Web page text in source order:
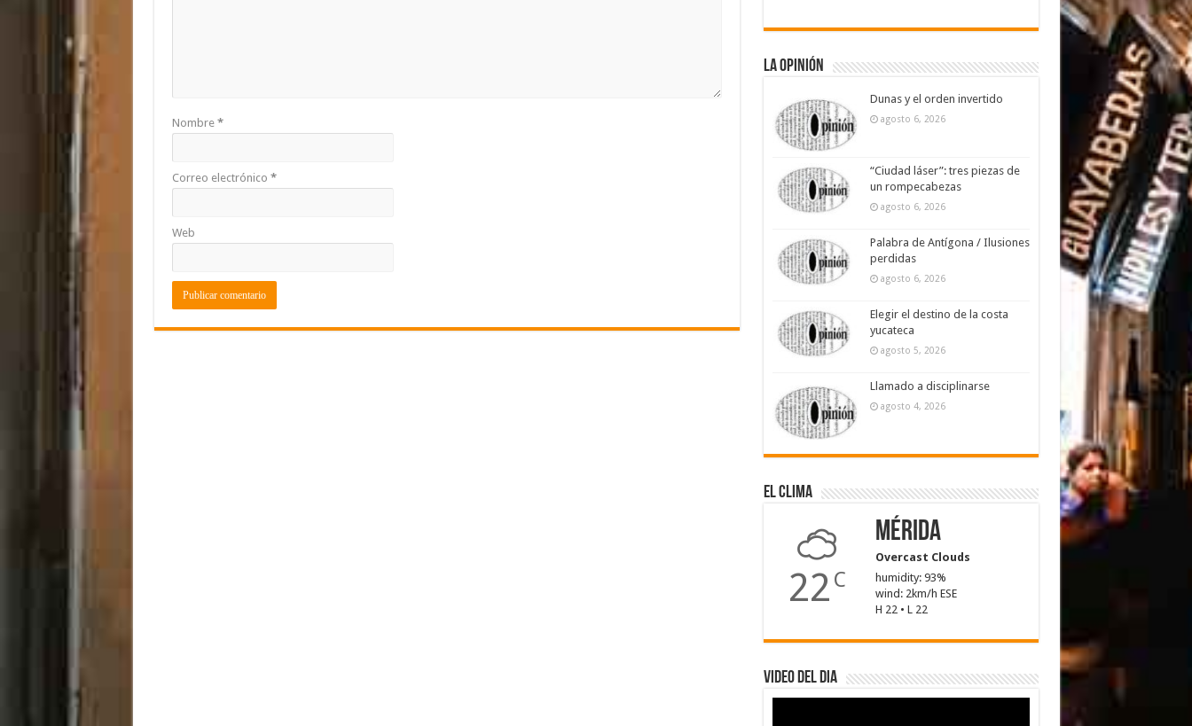
Nombre *
Correo electrónico *
Web
La Opinión
Dunas y el orden invertido
agosto 6, 2026
“Ciudad láser”: tres piezas de
un rompecabezas
agosto 6, 2026
Palabra de Antígona / Ilusiones
perdidas
agosto 6, 2026
Elegir el destino de la costa
yucateca
agosto 5, 2026
Llamado a disciplinarse
agosto 4, 2026
El Clima
22 C
Mérida
Overcast Clouds
humidity: 93%
wind: 2km/h ESE
H 22 • L 22
Video del dia